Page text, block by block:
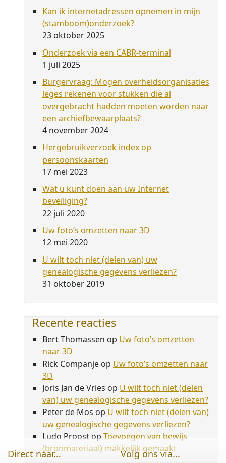
Kan ik internetadressen opnemen in mijn
(stamboom)onderzoek?
23 oktober 2025
Onderzoek via een CABR-terminal
1 juli 2025
Burgervraag: Mogen overheidsorganisaties
leges rekenen voor stukken die al
overgebracht hadden moeten worden naar
een archiefbewaarplaats?
4 november 2024
Hergebruikverzoek index op
persoonskaarten
17 mei 2023
Wat u kunt doen aan uw Internet
beveiliging?
22 juli 2020
Uw foto’s omzetten naar 3D
12 mei 2020
U wilt toch niet (delen van) uw
genealogische gegevens verliezen?
31 oktober 2019
Recente reacties
Bert Thomassen op Uw foto’s omzetten
naar 3D
Rick Companje op Uw foto’s omzetten naar
3D
Joris Jan de Vries op U wilt toch niet (delen
van) uw genealogische gegevens verliezen?
Peter de Mos op U wilt toch niet (delen van)
uw genealogische gegevens verliezen?
Ludo Proostop Toevoegen van bewijs
(bronmateriaal) makkelijk gemaakt
Direct naar... Volg ons via...